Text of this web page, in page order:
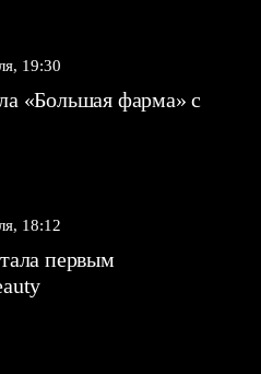
19:30
«Большая фарма» с
18:12
первым